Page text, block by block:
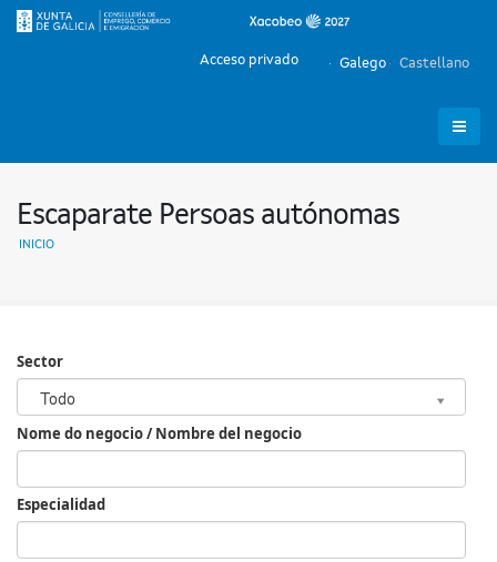
Galego Castellano
Acceso privado
Escaparate Persoas autónomas
INICIO
Sector
Todo
Sector
Nome do negocio / Nombre del negocio
Especialidad